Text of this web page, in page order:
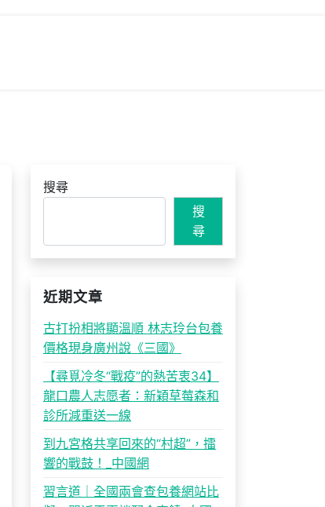
搜尋
搜
尋
近期文章
古打扮相將顯溫順 林志玲台包養
價格現身廣州說《三國》
【尋覓冷冬“戰疫”的熱苦衷34】
龍口農人志愿者：新穎草莓森和
診所減重送一線
到九宮格共享回來的“村超”，擂
響的戰鼓！_中國網
習言道｜全國兩會查包養網站比